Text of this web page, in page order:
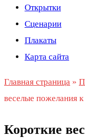
Открытки
Сценарии
Плакаты
Карта сайта
Главная страница »
веселые пожелания
Короткие